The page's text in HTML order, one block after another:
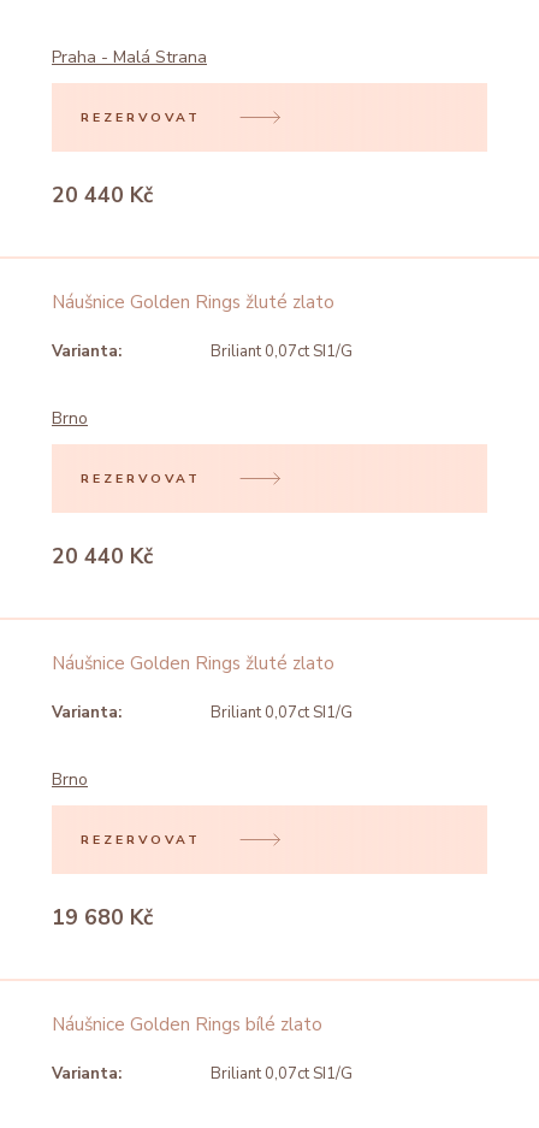
Praha - Malá Strana
REZERVOVAT
20 440 Kč
Náušnice Golden Rings žluté zlato
Varianta: Briliant 0,07ct SI1/G
Brno
REZERVOVAT
20 440 Kč
Náušnice Golden Rings žluté zlato
Varianta: Briliant 0,07ct SI1/G
Brno
REZERVOVAT
19 680 Kč
Náušnice Golden Rings bílé zlato
Varianta: Briliant 0,07ct SI1/G